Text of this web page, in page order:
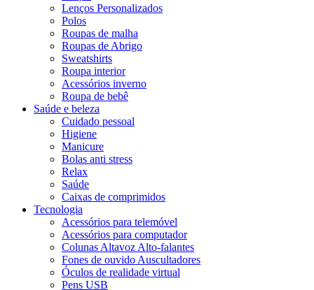
Lenços Personalizados
Polos
Roupas de malha
Roupas de Abrigo
Sweatshirts
Roupa interior
Acessórios inverno
Roupa de bebê
Saúde e beleza
Cuidado pessoal
Higiene
Manicure
Bolas anti stress
Relax
Saúde
Caixas de comprimidos
Tecnologia
Acessórios para telemóvel
Acessórios para computador
Colunas Altavoz Alto-falantes
Fones de ouvido Auscultadores
Óculos de realidade virtual
Pens USB